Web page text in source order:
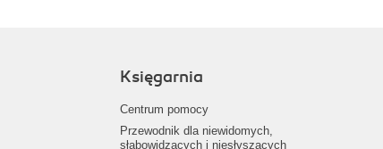
Księgarnia
Centrum pomocy
Przewodnik dla niewidomych,
słabowidzących i niesłyszących